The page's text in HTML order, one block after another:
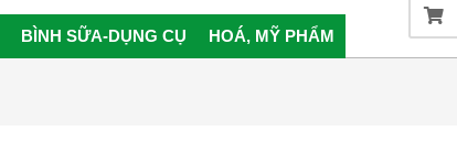
BÌNH SỮA-DỤNG CỤ HOÁ, MỸ PHẨM